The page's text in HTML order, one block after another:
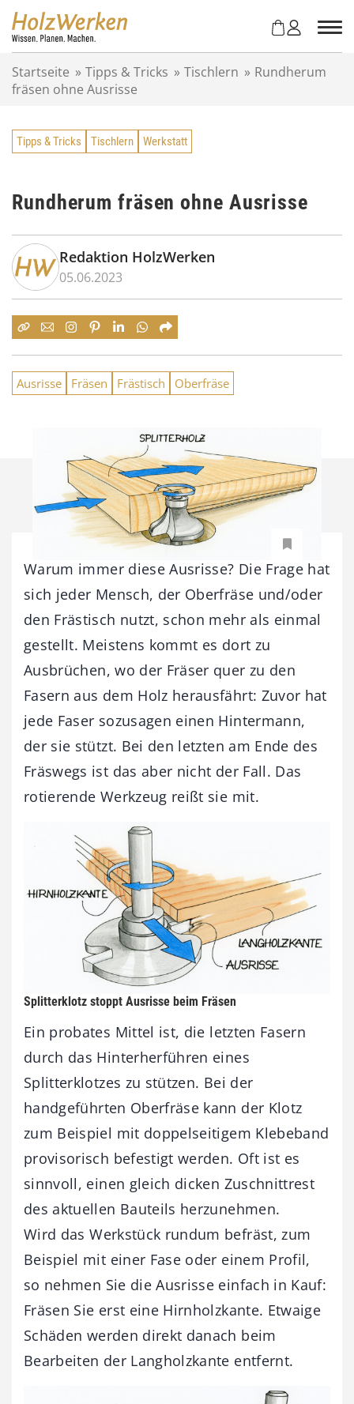
Startseite » Tipps & Tricks » Tischlern » Rundherum
fräsen ohne Ausrisse
Tipps & Tricks Tischlern Werkstatt
Rundherum fräsen ohne Ausrisse
Redaktion HolzWerken
05.06.2023
Ausrisse Fräsen Frästisch Oberfräse
Warum immer diese Ausrisse? Die Frage hat
sich jeder Mensch, der Oberfräse und/oder
den Frästisch nutzt, schon mehr als einmal
gestellt. Meistens kommt es dort zu
Ausbrüchen, wo der Fräser quer zu den
Fasern aus dem Holz herausfährt: Zuvor hat
jede Faser sozusagen einen Hintermann,
der sie stützt. Bei den letzten am Ende des
Fräswegs ist das aber nicht der Fall. Das
rotierende Werkzeug reißt sie mit.
Splitterklotz stoppt Ausrisse beim Fräsen
Ein probates Mittel ist, die letzten Fasern
durch das Hinterherführen eines
Splitterklotzes zu stützen. Bei der
handgeführten Oberfräse kann der Klotz
zum Beispiel mit doppelseitigem Klebeband
provisorisch befestigt werden. Oft ist es
sinnvoll, einen gleich dicken Zuschnittrest
des aktuellen Bauteils herzunehmen.
Wird das Werkstück rundum befräst, zum
Beispiel mit einer Fase oder einem Profil,
so nehmen Sie die Ausrisse einfach in Kauf:
Fräsen Sie erst eine Hirnholzkante. Etwaige
Schäden werden direkt danach beim
Bearbeiten der Langholzkante entfernt.